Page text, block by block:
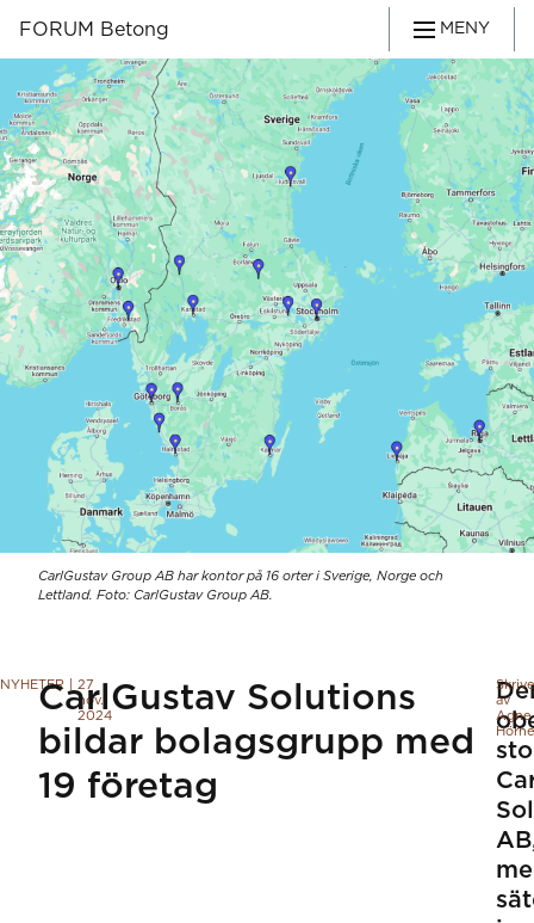
FORUM Betong MENY
CarlGustav Group AB har kontor på 16 orter i Sverige, Norge och
Lettland. Foto: CarlGustav Group AB.
NYHETER
27
nov.
2024
CarlGustav Solutions
bildar bolagsgrupp med
19 företag
AB
av
Agne